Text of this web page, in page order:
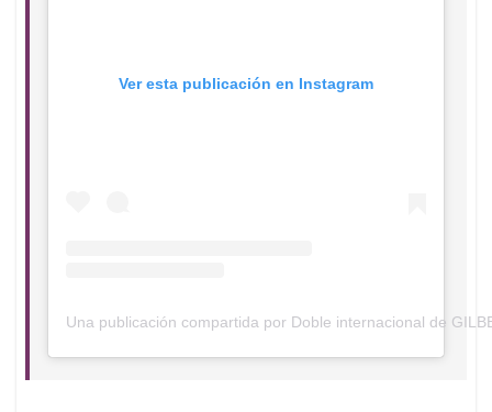
Ver esta publicación en Instagram
Una publicación compartida por Doble internacional de